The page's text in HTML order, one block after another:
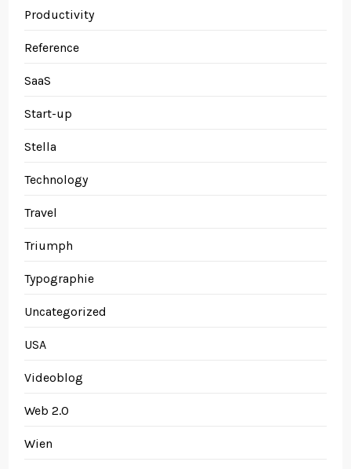
Productivity
Reference
SaaS
Start-up
Stella
Technology
Travel
Triumph
Typographie
Uncategorized
USA
Videoblog
Web 2.0
Wien